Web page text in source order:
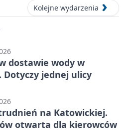
Kolejne wydarzenia
dostawie wody w
Dotyczy jednej ulicy
na Katowickiej.
otwarta dla kierowców